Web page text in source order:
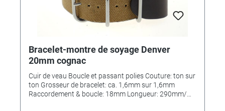
Bracelet-montre de soyage Denver
20mm cognac
Cuir de veau Boucle et passant polies Couture: ton sur
ton Grosseur de bracelet: ca. 1,6mm sur 1,6mm
Raccordement & boucle: 18mm Longueur: 290mm/